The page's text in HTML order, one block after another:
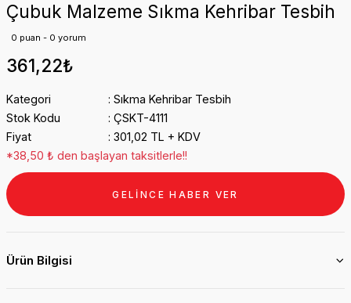
Çubuk Malzeme Sıkma Kehribar Tesbih
0 puan - 0 yorum
361,22₺
Kategori
Sıkma Kehribar Tesbih
Stok Kodu
ÇSKT-4111
Fiyat
301,02 TL + KDV
*38,50 ₺ den başlayan taksitlerle!!
GELİNCE HABER VER
Ürün Bilgisi